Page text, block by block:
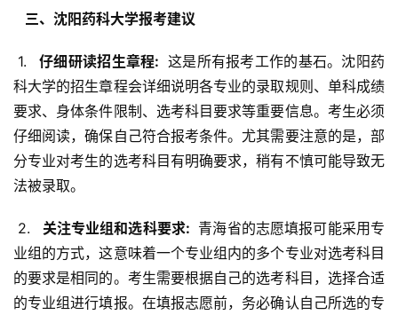
  三、沈阳药科大学报考建议
1.
  仔细研读招生章程:
这是所有报考工作的基石。沈阳药
科大学的招生章程会详细说明各专业的录取规则、单科成绩
要求、身体条件限制、选考科目要求等重要信息。考生必须
仔细阅读，确保自己符合报考条件。尤其需要注意的是，部
分专业对考生的选考科目有明确要求，稍有不慎可能导致无
法被录取。
2.
  关注专业组和选科要求:
青海省的志愿填报可能采用专
业组的方式，这意味着一个专业组内的多个专业对选考科目
的要求是相同的。考生需要根据自己的选考科目，选择合适
的专业组进行填报。在填报志愿前，务必确认自己所选的专